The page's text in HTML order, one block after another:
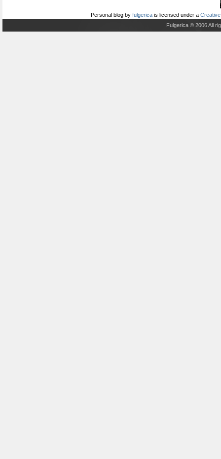
Personal blog by fulgerica is licensed under a
Fulgerica © 2006 All